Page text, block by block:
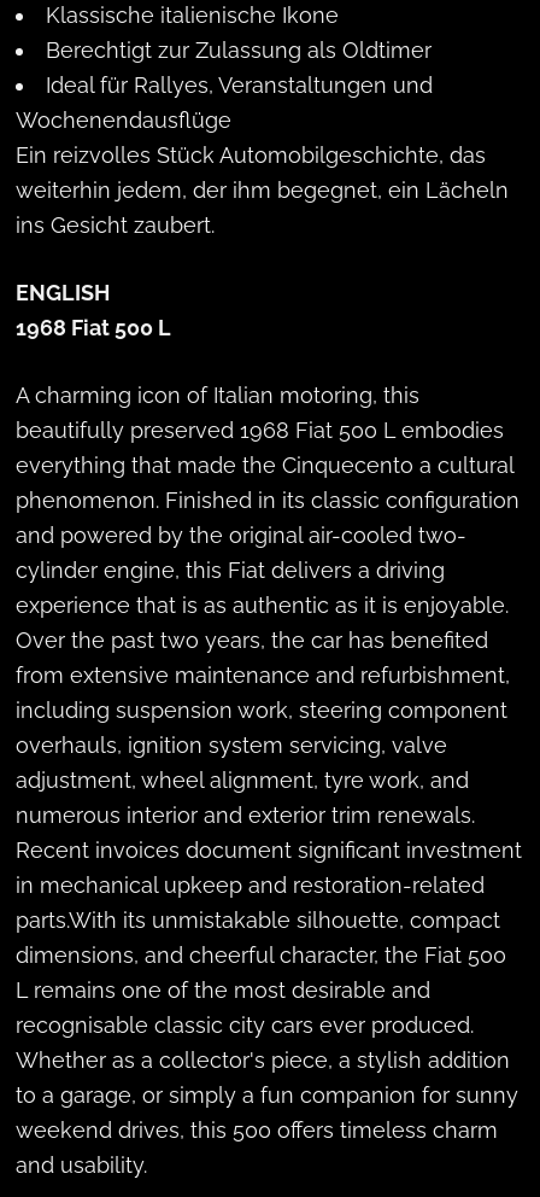
Klassische italienische Ikone
Berechtigt zur Zulassung als Oldtimer
Ideal für Rallyes, Veranstaltungen und
Wochenendausflüge
Ein reizvolles Stück Automobilgeschichte, das
weiterhin jedem, der ihm begegnet, ein Lächeln
ins Gesicht zaubert.
ENGLISH
1968 Fiat 500 L
A charming icon of Italian motoring, this
beautifully preserved 1968 Fiat 500 L embodies
everything that made the Cinquecento a cultural
phenomenon. Finished in its classic configuration
and powered by the original air-cooled two-
cylinder engine, this Fiat delivers a driving
experience that is as authentic as it is enjoyable.
Over the past two years, the car has benefited
from extensive maintenance and refurbishment,
including suspension work, steering component
overhauls, ignition system servicing, valve
adjustment, wheel alignment, tyre work, and
numerous interior and exterior trim renewals.
Recent invoices document significant investment
in mechanical upkeep and restoration-related
parts.With its unmistakable silhouette, compact
dimensions, and cheerful character, the Fiat 500
L remains one of the most desirable and
recognisable classic city cars ever produced.
Whether as a collector's piece, a stylish addition
to a garage, or simply a fun companion for sunny
weekend drives, this 500 offers timeless charm
and usability.